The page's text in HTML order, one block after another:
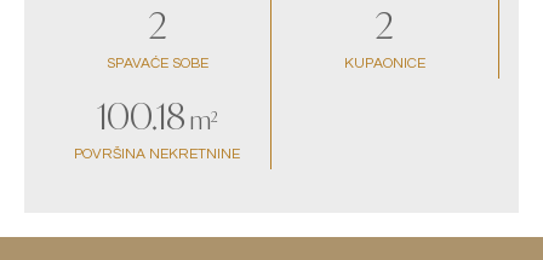
2
SPAVAĆE SOBE
2
KUPAONICE
100.18 m²
POVRŠINA NEKRETNINE